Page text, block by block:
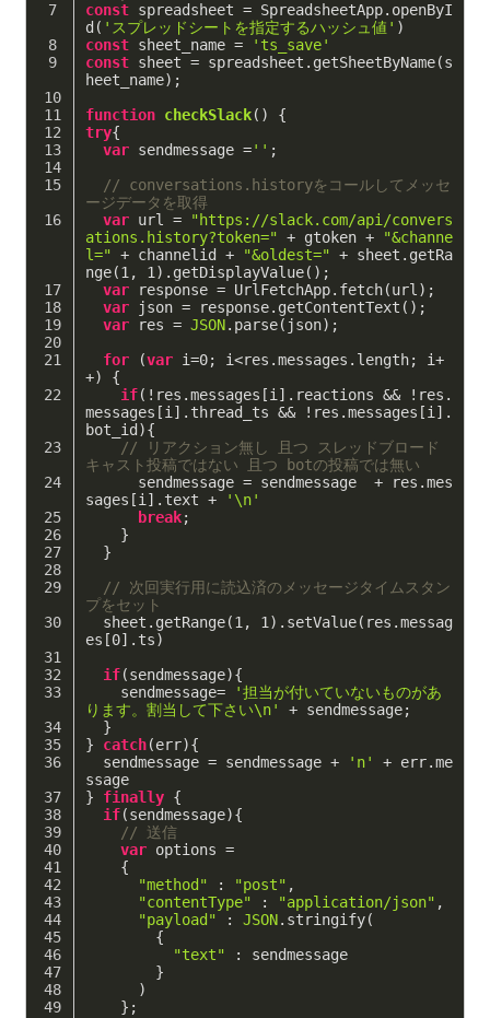
const spreadsheet = SpreadsheetApp.openByI
d( 'スプレッドシートを指定するハッシュ値' )
const sheet_name =
'ts_save'
const sheet = spreadsheet.getSheetByName(s
heet_name);
function checkSlack( ) {
try{
var sendmessage ='' ;
// conversations.historyをコールしてメッセ
ージデータを取得
var url =
"https://slack.com/api/convers
ations.history?token=" + gtoken +
"&channe
l=" + channelid + "&oldest=" + sheet.getRa
nge(1, 1).getDisplayValue();
var response = UrlFetchApp.fetch(url);
var json = response.getContentText();
var res = JSON.parse(json);
for (var i=0; i<res.messages.length; i+
+) {
if(!res.messages[i].reactions && !res.
messages[i].thread_ts && !res.messages[i].
bot_id){
// リアクション無し 且つ スレッドブロード
キャスト投稿ではない 且つ botの投稿では無い
sages[i].text +
'\n'
break;
    }
  }
// 次回実行用に読込済のメッセージタイムスタン
プをセット
  sheet.getRange(
1, 1).setValue(res.messag
es[0].ts)
if(sendmessage){
    sendmessage=
'担当が付いていないものがあ
ります。割当して下さい\n'
+ sendmessage;
  }
} catch(err){
  sendmessage = sendmessage +
'n'
+ err.me
ssage
} finally {
if(sendmessage){
// 送信
var options =
    {
"method" : "post" ,
"contentType" : "application/json" ,
"payload" : JSON.stringify(
        {
"text" : sendmessage
        }
      )
    };